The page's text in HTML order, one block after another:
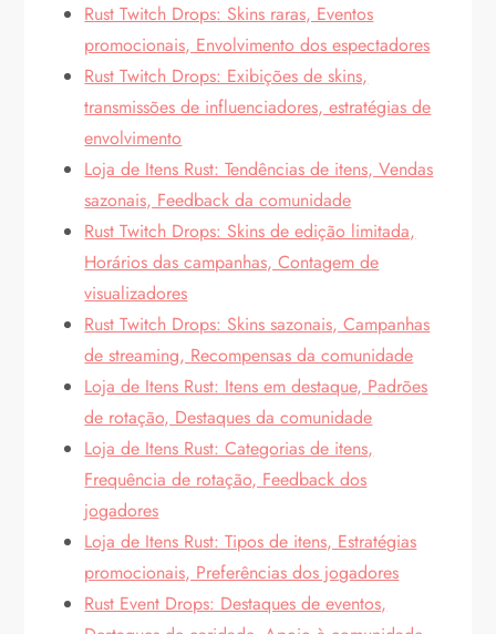
Rust Twitch Drops: Skins raras, Eventos
promocionais, Envolvimento dos espectadores
Rust Twitch Drops: Exibições de skins,
transmissões de influenciadores, estratégias de
envolvimento
Loja de Itens Rust: Tendências de itens, Vendas
sazonais, Feedback da comunidade
Rust Twitch Drops: Skins de edição limitada,
Horários das campanhas, Contagem de
visualizadores
Rust Twitch Drops: Skins sazonais, Campanhas
de streaming, Recompensas da comunidade
Loja de Itens Rust: Itens em destaque, Padrões
de rotação, Destaques da comunidade
Loja de Itens Rust: Categorias de itens,
Frequência de rotação, Feedback dos
jogadores
Loja de Itens Rust: Tipos de itens, Estratégias
promocionais, Preferências dos jogadores
Rust Event Drops: Destaques de eventos,